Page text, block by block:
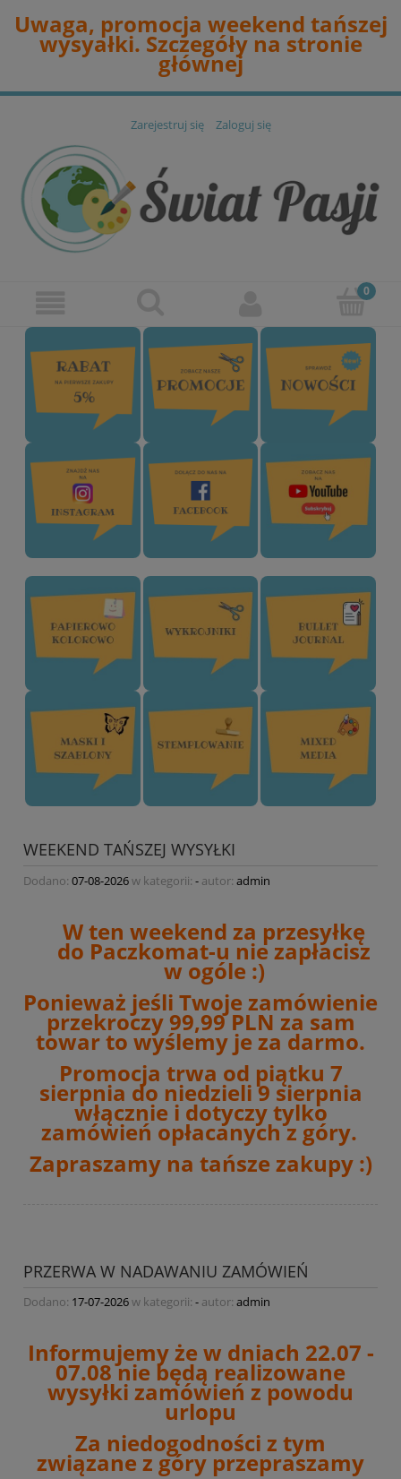
Uwaga, promocja weekend tańszej
wysyałki. Szczegóły na stronie
głównej
Zarejestruj się Zaloguj się
WEEKEND TAŃSZEJ WYSYŁKI
Dodano: 07-08-2026w kategorii: - autor: admin
W ten weekend za przesyłkę
do Paczkomat-u nie zapłacisz
w ogóle :)
Ponieważ jeśli Twoje zamówienie
przekroczy 99,99 PLN za sam
towar to wyślemy je za darmo.
Promocja trwa od piątku 7
sierpnia do niedzieli 9 sierpnia
włącznie i dotyczy tylko
zamówień opłacanych z góry.
Zapraszamy na tańsze zakupy :)
PRZERWA W NADAWANIU ZAMÓWIEŃ
Dodano: 17-07-2026w kategorii: - autor: admin
Informujemy że w dniach 22.07 -
07.08 nie będą realizowane
wysyłki zamówień z powodu
urlopu
Za niedogodności z tym
związane z góry przepraszamy